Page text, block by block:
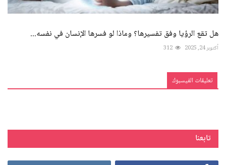
هل تقع الرؤيا وفق تفسيرها؟ وماذا لو فسرها الإنسان في نفسه...
أكتوبر 24, 2025 312
تعليقات الفيسبوك
تابعنا